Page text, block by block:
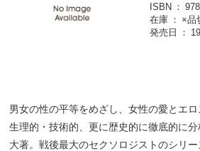
ISBN
在庫
×品
発売日
男女の性の平等をめざし、女性の愛とエ
生理的・技術的、更に歴史的に徹底的に
大著。戦後最大のセクソロジストのシリ